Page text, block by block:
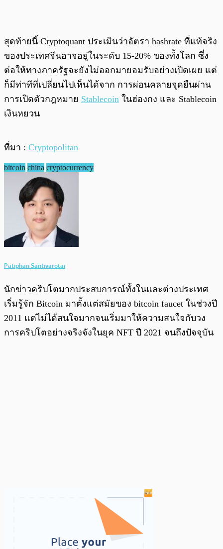
สุดท้ายนี้ Cryptoquant ประเมินว่าอัตรา hashrate ที่แท้จริง
ของประเทศจีนอาจอยู่ในระดับ 15-20% ของทั้งโลก ซึ่ง
ต่อให้ทางภาครัฐจะยังไม่ออกมายอมรับอย่างเปิดเผย แต่
ก็มีท่าทีที่เปลี่ยนไปเห็นได้จาก การผ่อนคลายจุดยืนผ่าน
การเปิดตัวกฎหมาย Stablecoin ในฮ่องกง และ Stablecoin
เงินหยวน
ที่มา : Cryptopolitan
bitcoin china cryptocurrency
Patiphan Santivarotai
นักข่าวคริปโตมากประสบการณ์ทั้งในและต่างประเทศ
เริ่มรู้จัก Bitcoin มาตั้งแต่สมัยของ bitcoin faucet ในช่วงปี
2011 แต่ไม่ได้สนใจมากจนเริ่มมาให้ความสนใจกับวง
การคริปโตอย่างจริงจังในยุค NFT ปี 2021 จนถึงปัจจุบัน